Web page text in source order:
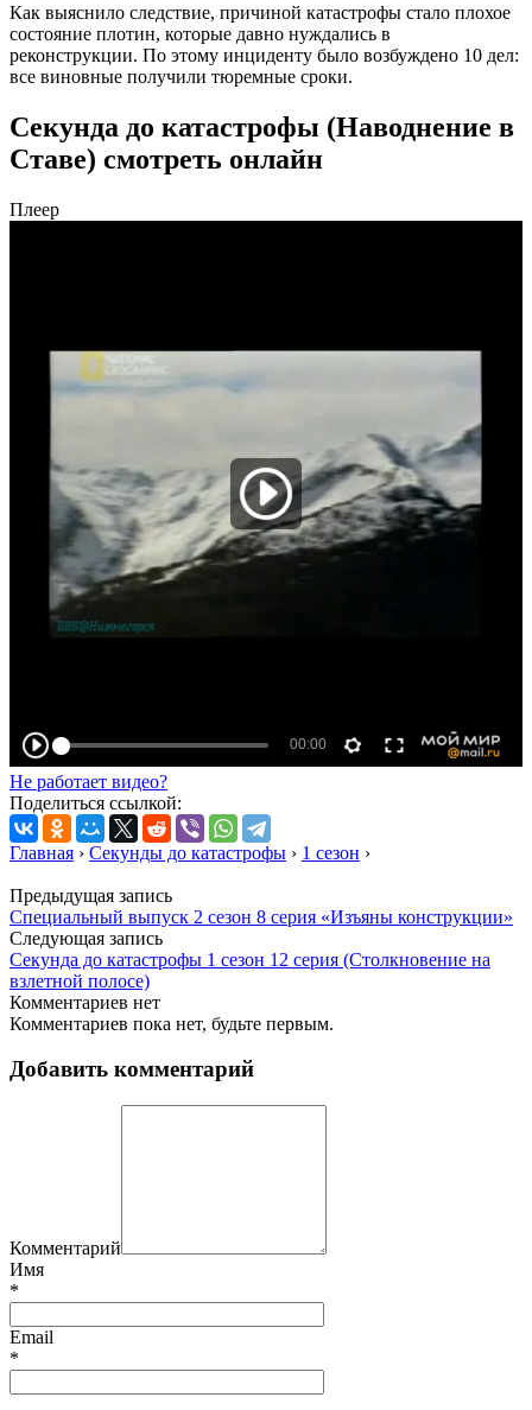
Как выяснило следствие, причиной катастрофы стало плохое
состояние плотин, которые давно нуждались в
реконструкции. По этому инциденту было возбуждено 10 дел:
все виновные получили тюремные сроки.
Секунда до катастрофы (Наводнение в
Ставе) смотреть онлайн
Плеер
Не работает видео?
Поделиться ссылкой:
Главная › Секунды до катастрофы › 1 сезон ›
Предыдущая запись
Специальный выпуск 2 сезон 8 серия «Изъяны конструкции»
Следующая запись
Секунда до катастрофы 1 сезон 12 серия (Столкновение на
взлетной полосе)
Комментариев нет
Комментариев пока нет, будьте первым.
Добавить комментарий
Комментарий
Имя
*
Email
*